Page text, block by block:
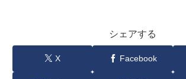
シェアする
X Facebook